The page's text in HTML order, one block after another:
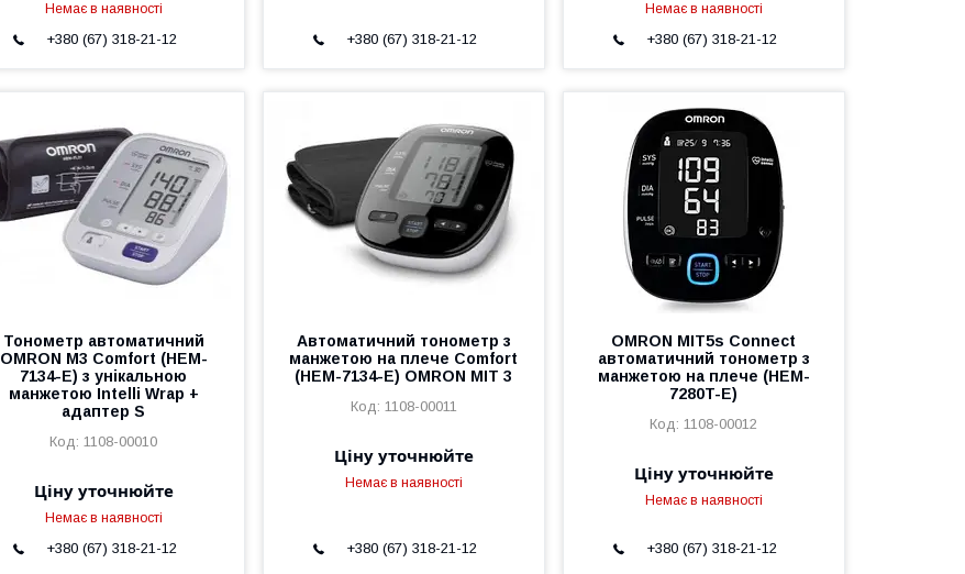
Немає в наявності
+380 (67) 318-21-12 +380 (67) 318-21-12
Немає в наявності
+380 (67) 318-21-12
Тонометр автоматичний
OMRON M3 Comfort (HEM-
7134-E) з унікальною
манжетою Intelli Wrap +
адаптер S
1108-00010
Ціну уточнюйте
Немає в наявності
+380 (67) 318-21-12
Автоматичний тонометр з
манжетою на плече Comfort
(HEM-7134-E) OMRON MIT 3
1108-00011
Ціну уточнюйте
Немає в наявності
+380 (67) 318-21-12
OMRON MIT5s Connect
автоматичний тонометр з
манжетою на плече (HEM-
7280T-E)
1108-00012
Ціну уточнюйте
Немає в наявності
+380 (67) 318-21-12